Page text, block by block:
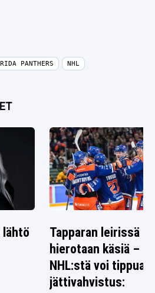
PANTHERS NHL
lähtö
Tapparan leirissä
hierotaan käsiä –
NHL:stä voi tippua
jättivahvistus: